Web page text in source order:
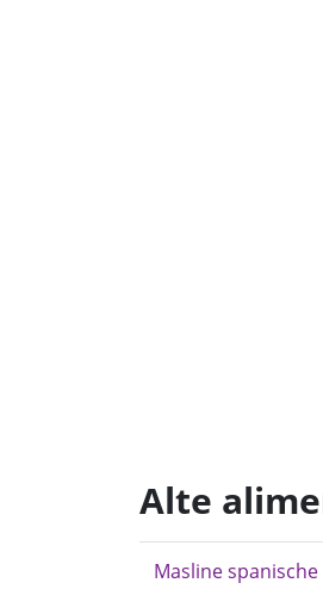
Alte
Masline